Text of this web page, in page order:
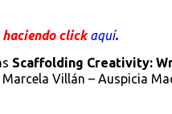
haciendo clickaquí.
Scaffolding Creativity:
Marcela Villán – Auspicia